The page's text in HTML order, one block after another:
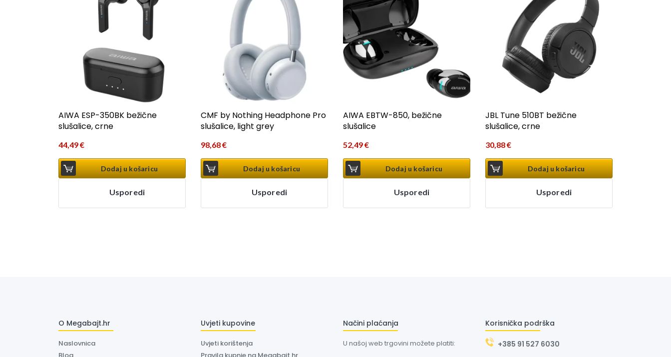
AIWA ESP-350BK bežične
slušalice, crne
44,49€
Dodaj u košaricu
Usporedi
CMF by Nothing Headphone Pro
slušalice, light grey
98,68€
Dodaj u košaricu
Usporedi
AIWA EBTW-850, bežične
slušalice
52,49€
Dodaj u košaricu
Usporedi
JBL Tune 510BT bežične
slušalice, crne
30,88€
Dodaj u košaricu
Usporedi
O Megabajt.hr
Naslovnica
Uvjeti kupovine
Uvjeti korištenja
Načini plaćanja
U našoj web trgovini možete platiti:
Korisnička podrška
+385 91 527 6030